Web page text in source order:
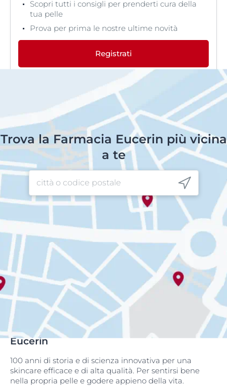
Scopri tutti i consigli per prenderti cura della
tua pelle
Prova per prima le nostre ultime novità
Registrati
Trova la Farmacia Eucerin più vicina
a te
Eucerin
100 anni di storia e di scienza innovativa per una
skincare efficace e di alta qualità. Per sentirsi bene
nella propria pelle e godere appieno della vita.